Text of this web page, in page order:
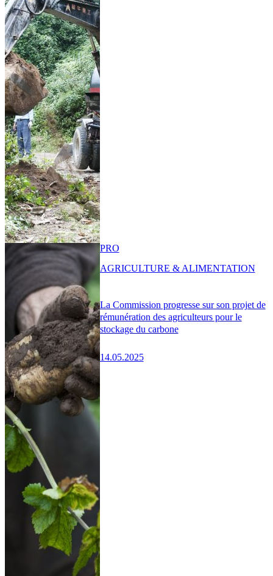
La Commission progresse sur son projet de
rémunération des agriculteurs pour le
stockage du carbone
14.05.2025
PRO
AGRICULTURE & ALIMENTATION